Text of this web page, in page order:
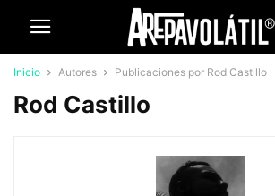
Inicio Autores Publicaciones por Rod Castillo
Rod Castillo